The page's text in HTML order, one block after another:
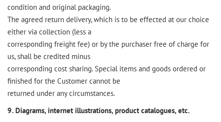
condition and original packaging.
The agreed return delivery, which is to be effected at our choice
either via collection (less a
corresponding freight fee) or by the purchaser free of charge for
us, shall be credited minus
corresponding cost sharing. Special items and goods ordered or
finished for the Customer cannot be
returned under any circumstances.
9. Diagrams, internet illustrations, product catalogues, etc.